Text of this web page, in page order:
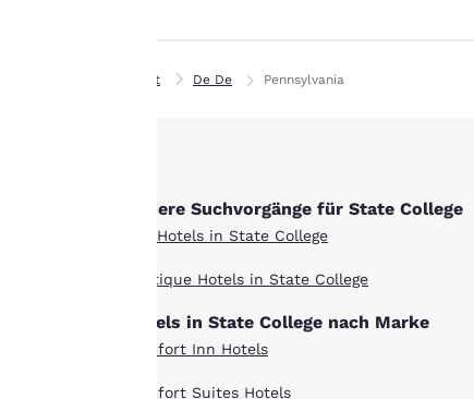
Privat De De Pennsylvania
Andere Suchvorgänge für State College
Alle Hotels in State College
Boutique Hotels in State College
Hotels in State College nach Marke
Comfort Inn Hotels
Comfort Suites Hotels
verbessern. Sie haben
Richtlinie“ aufrufen und
den darin angegebenen
Anweisungen folgen.
Cookies akzeptieren“
klicken, stimmen Sie der